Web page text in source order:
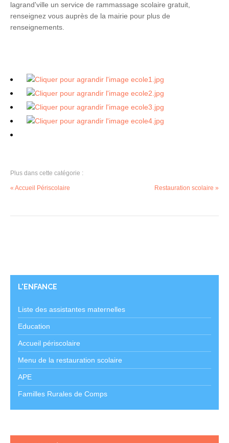
lagrand'ville un service de rammassage scolaire gratuit,
renseignez vous auprès de la mairie pour plus de
renseignements.
Plus dans cette catégorie :
« Accueil Périscolaire Restauration scolaire »
L'ENFANCE
Liste des assistantes maternelles
Education
Accueil périscolaire
Menu de la restauration scolaire
APE
Familles Rurales de Comps